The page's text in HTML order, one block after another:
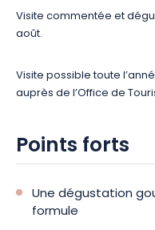
Visite commentée et
août.
Visite possible toute
auprès de l’Office de
Points forts
Une dégustation
formule